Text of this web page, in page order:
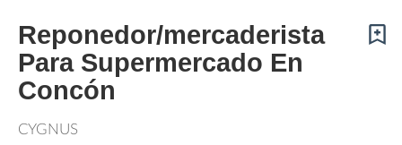
Reponedor/mercaderista
Para Supermercado En
Concón
CYGNUS